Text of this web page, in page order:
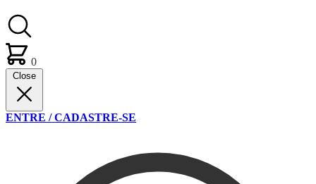
0
Close
ENTRE / CADASTRE-SE